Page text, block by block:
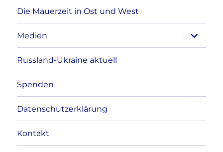
Die Mauerzeit in Ost und West
Medien
anzeigen
Russland-Ukraine aktuell
Spenden
Datenschutzerklärung
Kontakt